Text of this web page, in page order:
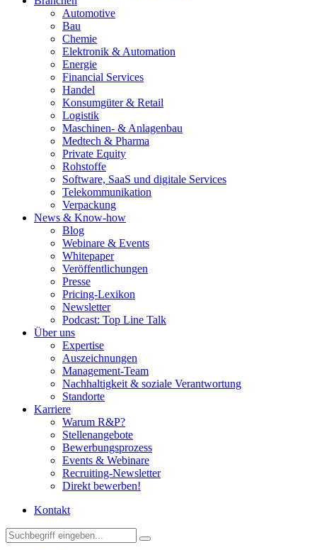
Automotive
Bau
Chemie
Elektronik & Automation
Energie
Financial Services
Handel
Konsumgüter & Retail
Logistik
Maschinen- & Anlagenbau
Medtech & Pharma
Private Equity
Rohstoffe
Software, SaaS und digitale Services
Telekommunikation
Verpackung
News & Know-how
Blog
Webinare & Events
Whitepaper
Veröffentlichungen
Presse
Pricing-Lexikon
Newsletter
Podcast: Top Line Talk
Über uns
Expertise
Auszeichnungen
Management-Team
Nachhaltigkeit & soziale Verantwortung
Standorte
Karriere
Warum R&P?
Stellenangebote
Bewerbungsprozess
Events & Webinare
Recruiting-Newsletter
Direkt bewerben!
Kontakt